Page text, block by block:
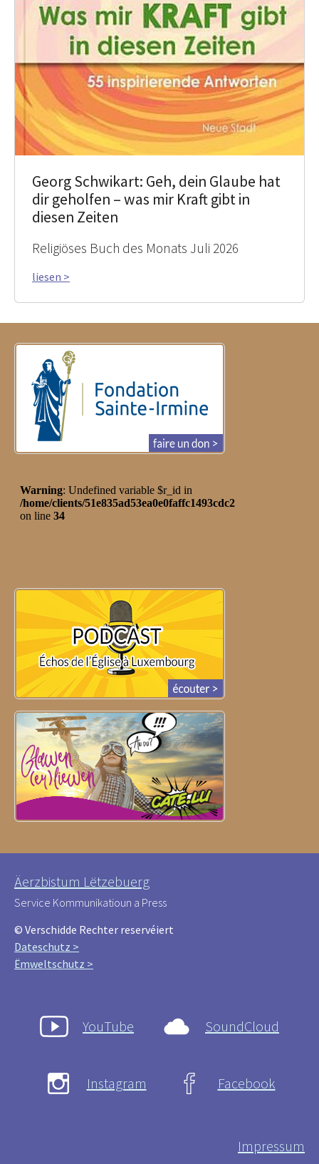
Georg Schwikart: Geh, dein Glaube hat
dir geholfen – was mir Kraft gibt in
diesen Zeiten
Religiöses Buch des Monats Juli 2026
liesen >
Äerzbistum Lëtzebuerg
Service Kommunikatioun a Press
© Verschidde Rechter reservéiert
Dateschutz >
Ëmweltschutz >
YouTube SoundCloud
Instagram Facebook
Impressum